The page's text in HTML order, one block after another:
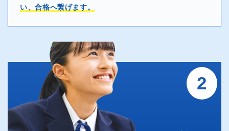
い、合格へ繋げます。
2